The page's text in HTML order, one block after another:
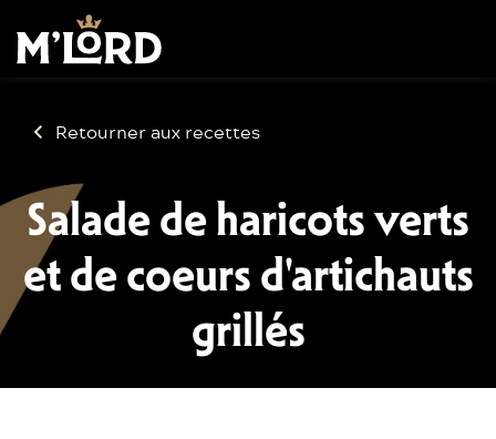
Retourner aux recettes
Salade de haricots verts
et de coeurs d'artichauts
grillés